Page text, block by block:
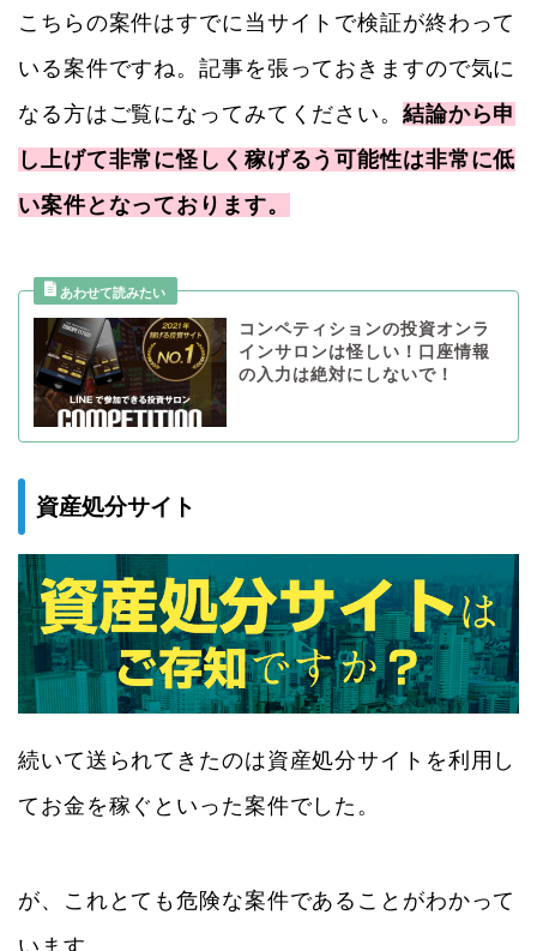
こちらの案件はすでに当サイトで検証が終わって
いる案件ですね。記事を張っておきますので気に
なる方はご覧になってみてください。 結論から申
し上げて非常に怪しく稼げるう可能性は非常に低
い案件となっております。
コンペティションの投資オンラ
インサロンは怪しい！口座情報
の入力は絶対にしないで！
資産処分サイト
続いて送られてきたのは資産処分サイトを利用し
てお金を稼ぐといった案件でした。
が、これとても危険な案件であることがわかって